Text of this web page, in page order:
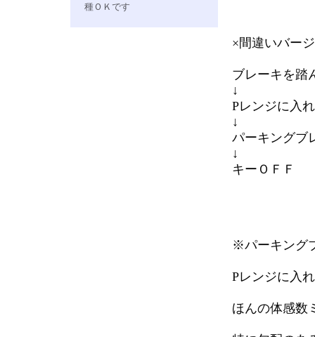
×間違いバー
ブレーキを踏
↓
Pレンジに入
↓
パーキングブ
↓
キーＯＦＦ
※パーキング
Pレンジに入
ほんの体感数
種ＯＫです